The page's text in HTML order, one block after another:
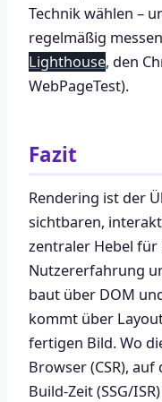
Technik wählen –
regelmäßig
Lighthouse, den
WebPageTest).
Fazit
Rendering ist der
sichtbaren,
zentraler Hebel
Nutzererfahrung
baut über DOM
kommt über
fertigen Bild. Wo
Browser (CSR), auf
Build-Zeit (SSG/